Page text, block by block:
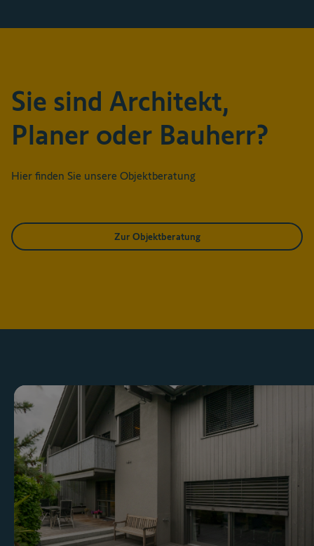
Sie sind Architekt,
Planer oder Bauherr?
Hier finden Sie unsere Objektberatung
Zur Objektberatung